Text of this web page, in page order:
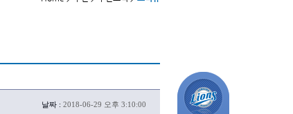
날짜 : 2018-06-29 오후 3:10:00